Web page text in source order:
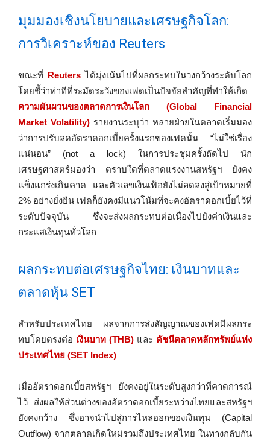
มุมมองเชิงนโยบายและเศรษฐกิจโลก:
การวิเคราะห์ของ Reuters
ขณะที่ Reuters ได้มุ่งเน้นไปที่ผลกระทบในวงกว้างระดับโลก
โดยชี้ว่าท่าทีที่ระมัดระวังของเฟดเป็นปัจจัยสำคัญที่ทำให้เกิด
ความผันผวนของตลาดการเงินโลก (Global Financial
Market Volatility) รายงานระบุว่า หลายฝ่ายในตลาดเริ่มมอง
ว่าการปรับลดอัตราดอกเบี้ยครั้งแรกของเฟดนั้น “ไม่ใช่เรื่อง
แน่นอน” (not a lock) ในการประชุมครั้งถัดไป นัก
เศรษฐศาสตร์มองว่า ตราบใดที่ตลาดแรงงานสหรัฐฯ ยังคง
แข็งแกร่งเกินคาด และตัวเลขเงินเฟ้อยังไม่ลดลงสู่เป้าหมายที่
2% อย่างยั่งยืน เฟดก็ยังคงมีแนวโน้มที่จะคงอัตราดอกเบี้ยไว้ที่
ระดับปัจจุบัน ซึ่งจะส่งผลกระทบต่อเนื่องไปยังค่าเงินและ
กระแสเงินทุนทั่วโลก
ผลกระทบต่อเศรษฐกิจไทย: เงินบาทและ
ตลาดหุ้น SET
สำหรับประเทศไทย ผลจากการส่งสัญญาณของเฟดมีผลกระ
ทบโดยตรงต่อ เงินบาท (THB) และ ดัชนีตลาดหลักทรัพย์แห่ง
ประเทศไทย (SET Index)
เมื่ออัตราดอกเบี้ยสหรัฐฯ ยังคงอยู่ในระดับสูงกว่าที่คาดการณ์
ไว้ ส่งผลให้ส่วนต่างของอัตราดอกเบี้ยระหว่างไทยและสหรัฐฯ
ยังคงกว้าง ซึ่งอาจนำไปสู่การไหลออกของเงินทุน (Capital
Outflow) จากตลาดเกิดใหม่รวมถึงประเทศไทย ในทางกลับกัน